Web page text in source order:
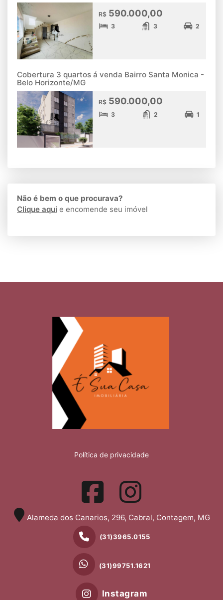
R$ 590.000,00
3 3 2
Cobertura 3 quartos á venda Bairro Santa Monica -
Belo Horizonte/MG
R$ 590.000,00
3 2 1
Não é bem o que procurava?
Clique aqui e encomende seu imóvel
Política de privacidade
Alameda dos Canarios, 296, Cabral, Contagem, MG
(31)3965.0155
(31)99751.1621
Instagram